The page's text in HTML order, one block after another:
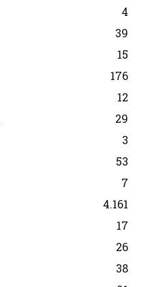
4
39
15
176
12
29
3
53
7
4.161
17
26
38